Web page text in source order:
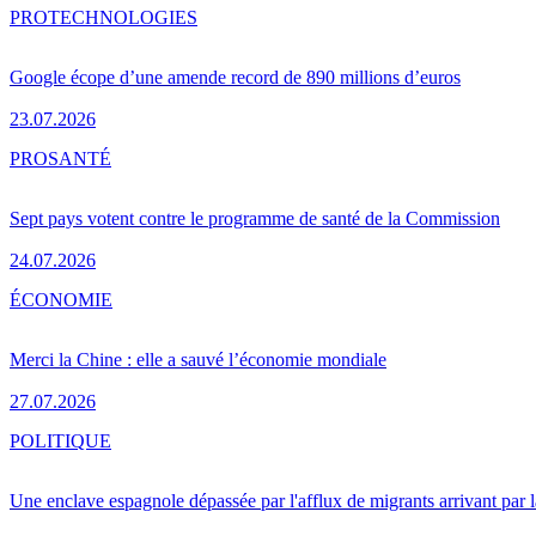
Google écope d’une amende record de 890 millions d’euros
23.07.2026
PROTECHNOLOGIES
Sept pays votent contre le programme de santé de la Commission
24.07.2026
PROSANTÉ
Merci la Chine : elle a sauvé l’économie mondiale
27.07.2026
ÉCONOMIE
Une enclave espagnole dépassée par l'afflux de migrants arrivant par
POLITIQUE